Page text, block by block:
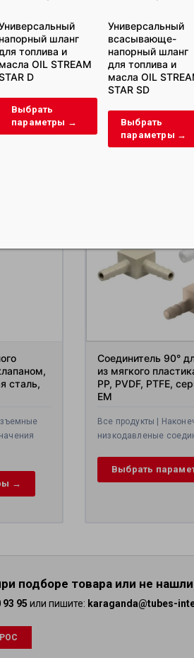
Смотреть
Связанные
сталь,
→
Соединитель 90°
из мягкого
PP, PVDF, PTFE,
EM
Все продукты |
низкодавленые
Выбрать
подборе товара или не
93 95 или пишите: karaganda@tubes-
напорный шланг
топлива и
масла OIL STREAM
D
Выбрать
параметры →
Универсальный
всасывающе-
напорный шланг
для топлива и
масла OIL
STAR SD
Выбрать
параметры →